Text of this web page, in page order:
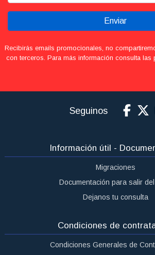
Enviar
Recibirás emails promocionales, no
con terceros. Para más información consulta
Seguinos
Información útil -
Migraciones
Documentación para salir
Dejanos tu consulta
Condiciones de
Condiciones Generales de